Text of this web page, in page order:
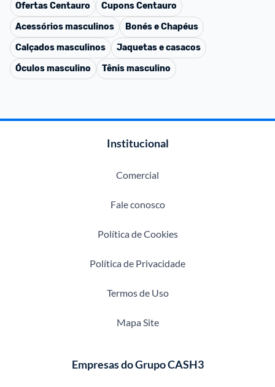
OfertasCentauro CuponsCentauro
Acessórios masculinos
Bonés e Chapéus
Calçados masculinos
Jaquetas e casacos
Óculos masculino
Tênis masculino
Institucional
Comercial
Fale conosco
Política de Cookies
Política de Privacidade
Termos de Uso
Mapa Site
Empresas do Grupo CASH3